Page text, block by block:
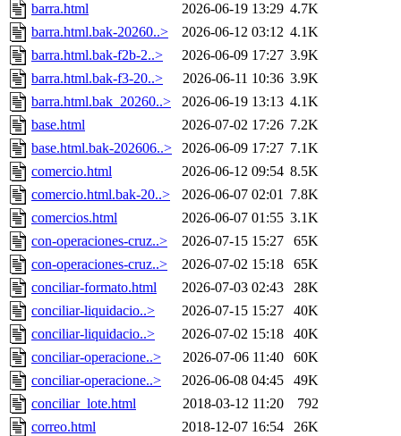
barra.html
2026-06-19 13:29 4.7K
barra.html.bak-20260..>
2026-06-12 03:12 4.1K
barra.html.bak-f2b-2..>
2026-06-09 17:27 3.9K
barra.html.bak-f3-20..>
2026-06-11 10:36 3.9K
barra.html.bak_20260..>
2026-06-19 13:13 4.1K
base.html
2026-07-02 17:26 7.2K
base.html.bak-202606..>
2026-06-09 17:27 7.1K
comercio.html
2026-06-12 09:54 8.5K
comercio.html.bak-20..>
2026-06-07 02:01 7.8K
comercios.html
2026-06-07 01:55 3.1K
con-operaciones-cruz..>
2026-07-15 15:27
65K
con-operaciones-cruz..>
2026-07-02 15:18
65K
conciliar-formato.html
2026-07-03 02:43
28K
conciliar-liquidacio..>
2026-07-15 15:27
40K
conciliar-liquidacio..>
2026-07-02 15:18
40K
conciliar-operacione..>
2026-07-06 11:40
60K
conciliar-operacione..>
2026-06-08 04:45
49K
conciliar_lote.html
2018-03-12 11:20
792
correo.html
2018-12-07 16:54
26K